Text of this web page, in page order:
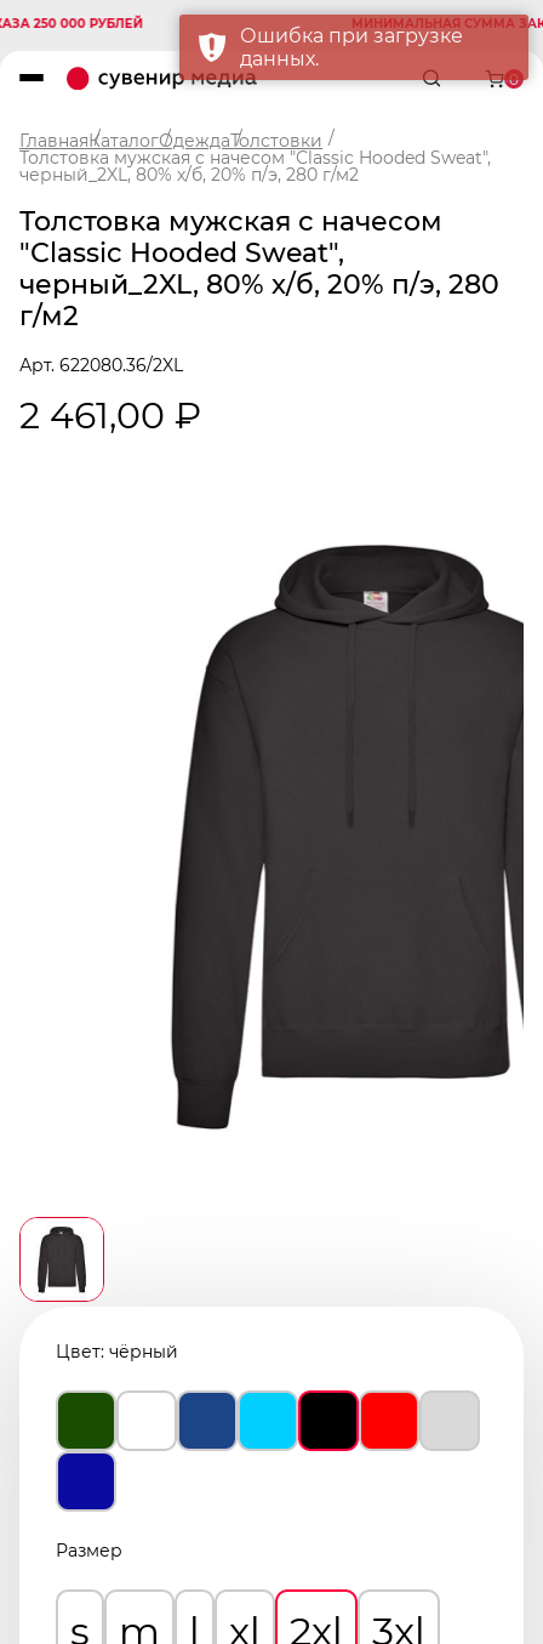
000 РУБЛЕЙ МИНИМАЛЬНАЯ СУММА
0
ГлавнаяКаталогОдеждаТолстовки
Толстовка мужская с начесом "Сlassic Hooded Sweat",
черный_2XL, 80% х/б, 20% п/э, 280 г/м2
Толстовка мужская с начесом
"Сlassic Hooded Sweat",
черный_2XL, 80% х/б, 20% п/э, 280
г/м2
Арт. 622080.36/2XL
2 461,00 ₽
Цвет: чёрный
Размер
s m l xl 2xl
3xl
Ошибка при загрузке
данных.